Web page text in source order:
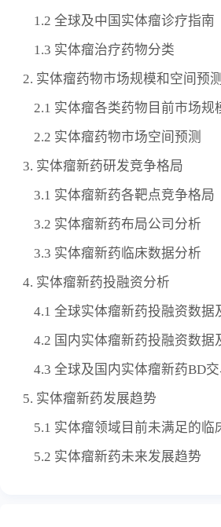
1.2 全球及中国实体瘤诊疗指南
1.3 实体瘤治疗药物分类
2. 实体瘤药物市场规模和空间预测
2.1 实体瘤各类药物目前市场规
2.2 实体瘤药物市场空间预测
3. 实体瘤新药研发竞争格局
3.1 实体瘤新药各靶点竞争格局
3.2 实体瘤新药布局公司分析
3.3 实体瘤新药临床数据分析
4. 实体瘤新药投融资分析
4.1 全球实体瘤新药投融资数据
4.2 国内实体瘤新药投融资数据
4.3 全球及国内实体瘤新药BD
5. 实体瘤新药发展趋势
5.1 实体瘤领域目前未满足的临
5.2 实体瘤新药未来发展趋势